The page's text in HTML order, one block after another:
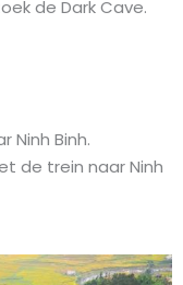
de Dark Cave.
Ninh Binh.
de trein naar Ninh